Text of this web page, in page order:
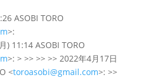
ASOBI TORO
>:
) 11:14 ASOBI TORO
>: > >> >> >> 2022年4月17日
<toroasobi@gmail.com>: >>